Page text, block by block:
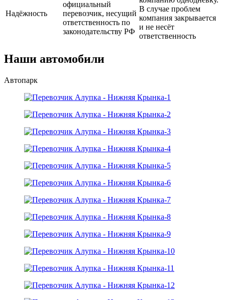
Надёжность
официальный
перевозчик, несущий
ответственность по
законодательству РФ
В случае проблем
компания закрывается
и не несёт
ответственность
Наши автомобили
Автопарк